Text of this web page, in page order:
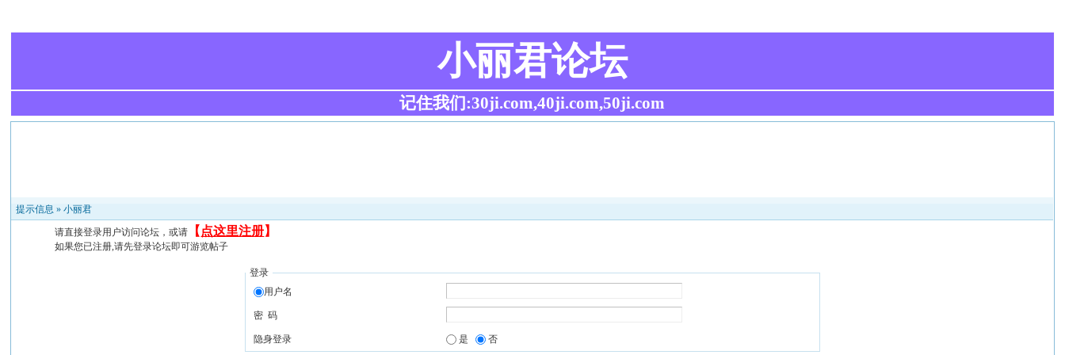
小丽君论坛
记住我们:30ji.com,40ji.com,50ji.com
提示信息 »小丽君
请直接登录用户访问论坛，或请 【 点这里注册】
如果您已注册,请先登录论坛即可游览帖子
登录
用户名
密 码
隐身登录 是 否